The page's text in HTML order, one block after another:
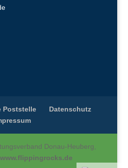
Poststelle
Datenschutz
Donau-Heuberg,
www.flippingrocks.de